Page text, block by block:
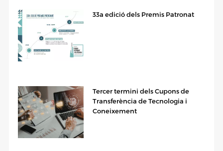
33a edició dels Premis Patronat
Tercer termini dels Cupons de
Transferència de Tecnologia i
Coneixement